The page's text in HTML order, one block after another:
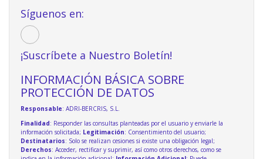
Síguenos en:
¡Suscríbete a Nuestro Boletín!
INFORMACIÓN BÁSICA SOBRE
PROTECCIÓN DE DATOS
Responsable: ADRI-BERCRIS, S.L.
Finalidad: Responder las consultas planteadas por el usuario y enviarle la
información solicitada; Legitimación: Consentimiento del usuario;
Destinatarios: Solo se realizan cesiones si existe una obligación legal;
Derechos: Acceder, rectificar y suprimir, así como otros derechos, como se